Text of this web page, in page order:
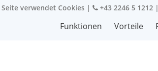
Seite verwendet Cookies | +43 2246 5 1212 |
Funktionen Vorteile